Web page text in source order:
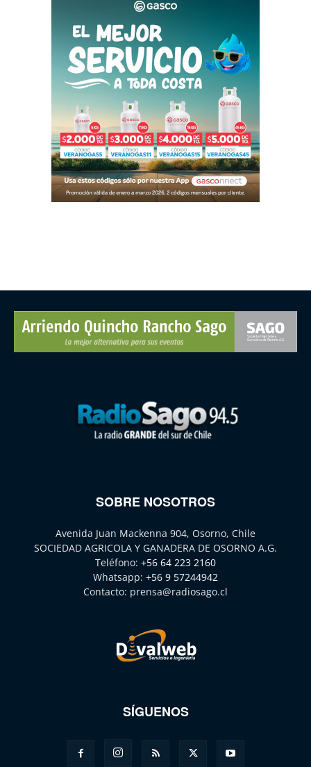
SOBRE NOSOTROS
Avenida Juan Mackenna 904, Osorno, Chile
SOCIEDAD AGRICOLA Y GANADERA DE OSORNO A.G.
Teléfono: +56 64 223 2160
Whatsapp: +56 9 57244942
Contacto: prensa@radiosago.cl
SÍGUENOS